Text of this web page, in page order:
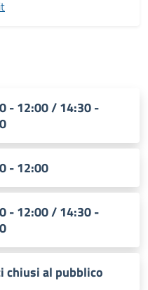
- 12:00 / 14:30 -
- 12:00
- 12:00 / 14:30 -
chiusi al pubblico